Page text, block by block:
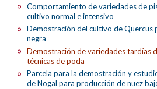
Comportamiento de variedades de
cultivo normal e intensivo
Demostración del cultivo de Quercus
negra
Demostración de variedades tardías
técnicas de poda
Parcela para la demostración y
de Nogal para producción de nuez